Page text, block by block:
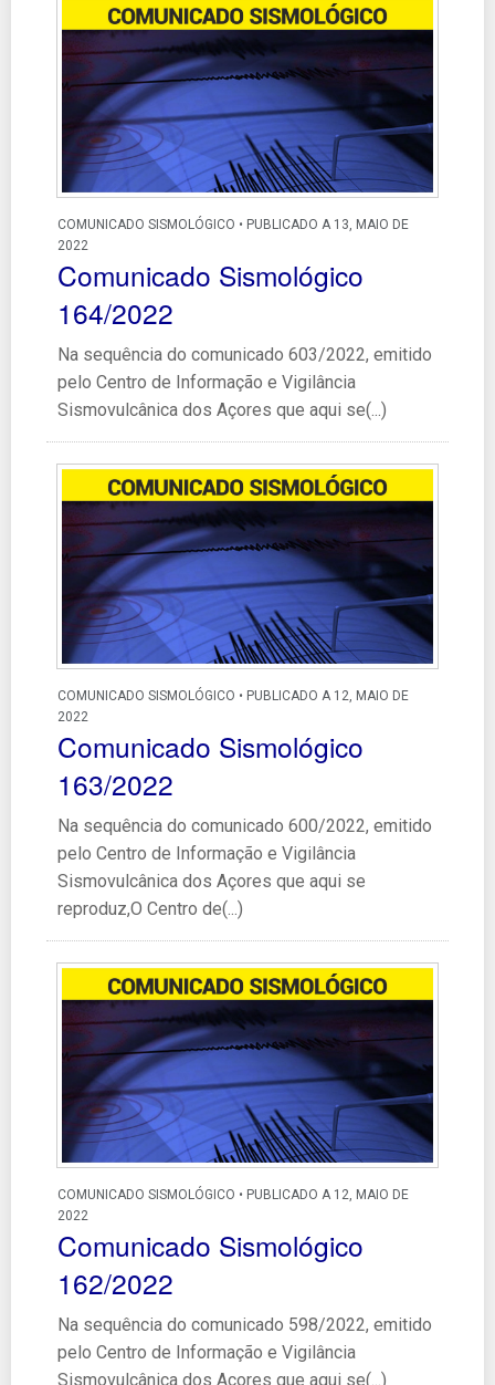
COMUNICADO SISMOLÓGICO • PUBLICADO A 13, MAIO DE
2022
Comunicado Sismológico
164/2022
Na sequência do comunicado 603/2022, emitido
pelo Centro de Informação e Vigilância
Sismovulcânica dos Açores que aqui se(...)
COMUNICADO SISMOLÓGICO • PUBLICADO A 12, MAIO DE
2022
Comunicado Sismológico
163/2022
Na sequência do comunicado 600/2022, emitido
pelo Centro de Informação e Vigilância
Sismovulcânica dos Açores que aqui se
reproduz,O Centro de(...)
COMUNICADO SISMOLÓGICO • PUBLICADO A 12, MAIO DE
2022
Comunicado Sismológico
162/2022
Na sequência do comunicado 598/2022, emitido
pelo Centro de Informação e Vigilância
Sismovulcânica dos Açores que aqui se(...)